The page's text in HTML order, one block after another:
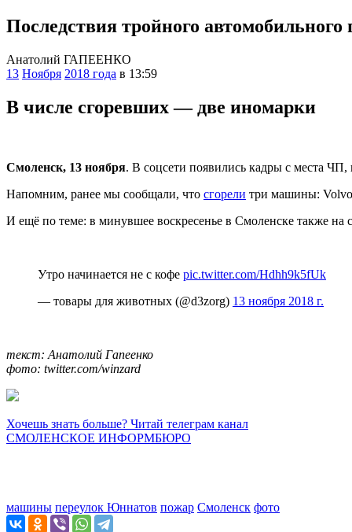
Последствия тройного
Анатолий ГАПЕЕНКО
13 Ноября 2018 года в 13:59
В числе сгоревших — две иномарки
Смоленск, 13 ноября. В соцсети появились кадры с места
Напомним, ранее мы сообщали, что сгорели три машины: Volvo
И ещё по теме: в минувшее воскресенье в Смоленске также на
Утро начинается не с кофе pic.twitter.com/Hdhh9k5fUk
— товары для животных (@d3zorg) 13 ноября 2018 г.
текст: Анатолий Гапеенко
фото: twitter.com/winzard
Хочешь знать больше? Читай телеграм канал
СМОЛЕНСКОЕ ИНФОРМБЮРО
машины переулок Юннатов пожар Смоленск фото